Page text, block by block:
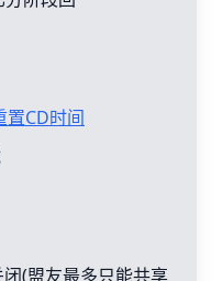
置CD时间
(盟友最多只能共享